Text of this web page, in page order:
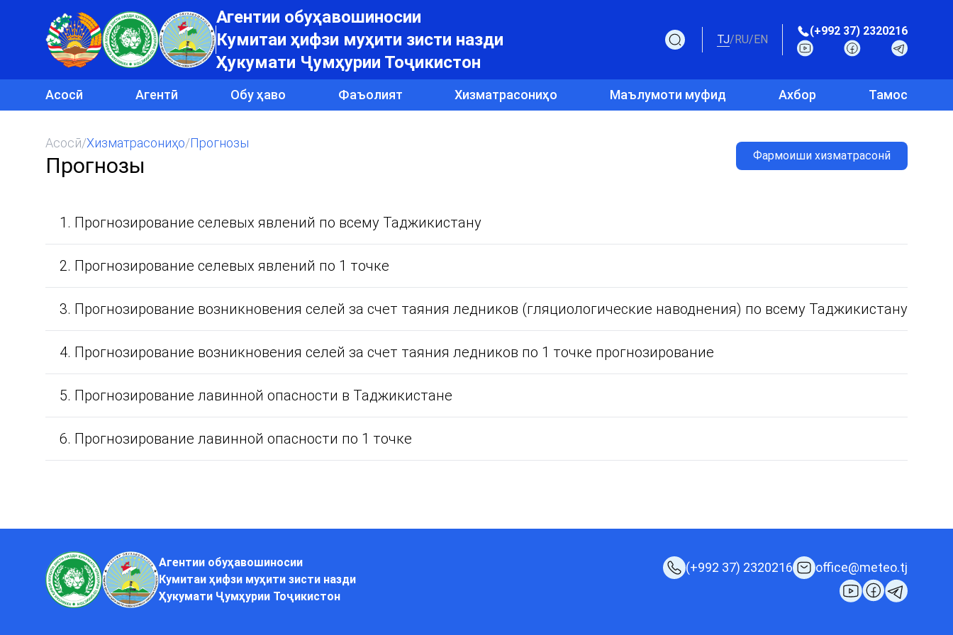
Агентии обуҳавошиносии
Кумитаи ҳифзи муҳити зисти назди
Ҳукумати Ҷумҳурии Тоҷикистон
TJ/RU/EN
(+992 37) 2320216
Асосӣ Агентӣ Обу ҳаво Фаъолият Хизматрасониҳо Маълумоти муфид Ахбор Тамос
Асосӣ/Хизматрасониҳо/Прогнозы
Прогнозы Фармоиши хизматрасонӣ
1. Прогнозирование селевых явлений по всему Таджикистану
2. Прогнозирование селевых явлений по 1 точке
3. Прогнозирование возникновения селей за счет таяния ледников (гляциологические наводнения) по всему Таджикистану
4. Прогнозирование возникновения селей за счет таяния ледников по 1 точке прогнозирование
5. Прогнозирование лавинной опасности в Таджикистане
6. Прогнозирование лавинной опасности по 1 точке
Агентии обуҳавошиносии
Кумитаи ҳифзи муҳити зисти назди
Ҳукумати Ҷумҳурии Тоҷикистон
(+992 37) 2320216 office@meteo.tj